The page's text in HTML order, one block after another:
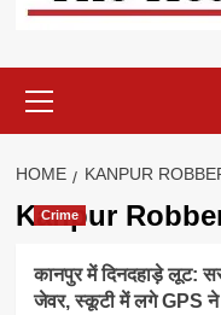
Menu
HOME KANPUR
Kanpur
Crime
कानपुर में दिनदहाड़े लूट:
जेवर, स्कूटी में लगे GPS ने